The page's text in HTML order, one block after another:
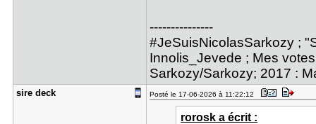
---------------
#JeSuisNicolasSarkozy ;
Innolis_Jevede ; Mes
Sarkozy/Sarkozy; 2017 :
sire deck Posté le 17-06-2026 à 11:22:12
rorosk a écrit :